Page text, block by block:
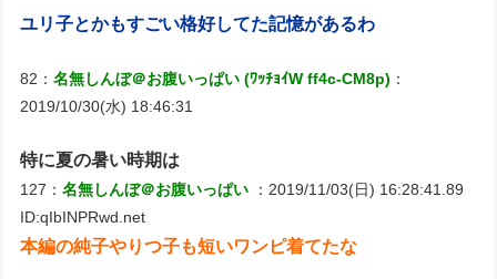
ユリ子とかもすごい格好してた記憶があるわ
82：名無しんぼ＠お腹いっぱい (ﾜｯﾁｮｲW ff4c-CM8p) ：
2019/10/30(水) 18:46:31
特に夏の暑い時期は
127：名無しんぼ＠お腹いっぱい
：2019/11/03(日) 16:28:41.89
ID:qIbINPRwd.net
本編の純子やりつ子も短いワンピ着てたな